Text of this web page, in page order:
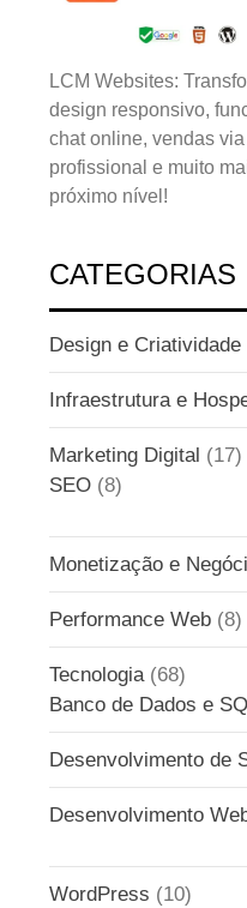
LCM Websites:
design responsivo,
chat online, vendas
profissional e muito
próximo nível!
CATEGORIAS
Design e Criatividade
Infraestrutura e
Marketing Digital (17)
SEO (8)
Monetização e
Performance Web (8)
Tecnologia(68)
Banco de Dados e
Desenvolvimento de
Desenvolvimento
WordPress (10)